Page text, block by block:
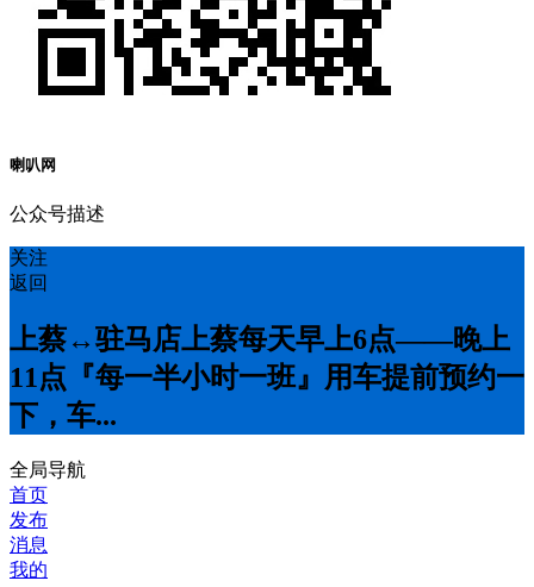
喇叭网
公众号描述
关注
返回
上蔡↔️驻马店上蔡每天早上6点——晚上
11点『每一半小时一班』用车提前预约一
下，车...
全局导航
首页
发布
消息
我的